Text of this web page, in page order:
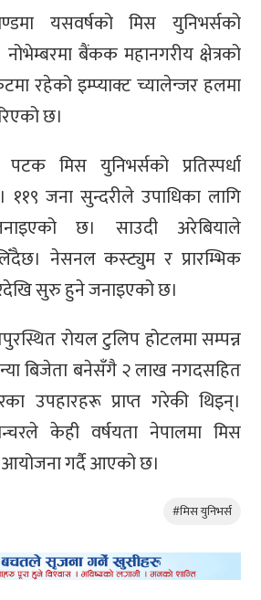
यसवर्षको मिस युनिभर्सको
नोभेम्बरमा बैंकक महानगरीय क्षेत्रको
रहेको इम्प्याक्ट च्यालेन्जर हलमा
छ।
मिस युनिभर्सको प्रतिस्पर्धा
जना सुन्दरीले उपाधिका लागि
छ। साउदी अरेबियाले
नेसनल कस्ट्युम र प्रारम्भिक
सुरु हुने जनाइएको छ।
रोयल टुलिप होटलमा सम्पन्न
बिजेता बनेसँगै २ लाख नगदसहित
उपहारहरू प्राप्त गरेकी थिइन्।
केही वर्षयता नेपालमा मिस
आयोजना गर्दै आएको छ।
#मिस युनिभर्स